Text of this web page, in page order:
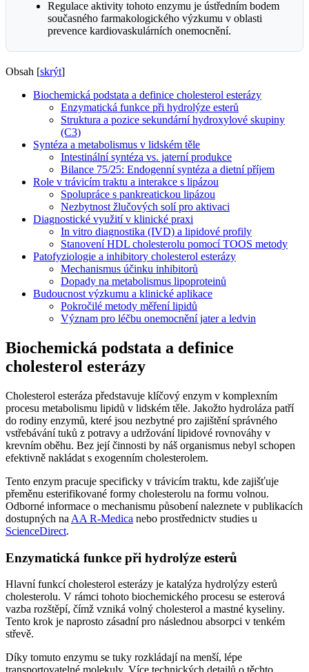
Regulace aktivity tohoto enzymu je ústředním bodem
současného farmakologického výzkumu v oblasti
prevence kardiovaskulárních onemocnění.
Obsah [skrýt]
Biochemická podstata a definice cholesterol esterázy
Enzymatická funkce při hydrolýze esterů
Struktura a pozice sekundární hydroxylové skupiny
(C3)
Syntéza a metabolismus v lidském těle
Intestinální syntéza vs. jaterní produkce
Bilance 75/25: Endogenní syntéza a dietní příjem
Role v trávicím traktu a interakce s lipázou
Spolupráce s pankreatickou lipázou
Nezbytnost žlučových solí pro aktivaci
Diagnostické využití v klinické praxi
In vitro diagnostika (IVD) a lipidové profily
Stanovení HDL cholesterolu pomocí TOOS metody
Patofyziologie a inhibitory cholesterol esterázy
Mechanismus účinku inhibitorů
Dopady na metabolismus lipoproteinů
Budoucnost výzkumu a klinické aplikace
Pokročilé metody měření lipidů
Význam pro léčbu onemocnění jater a ledvin
Biochemická podstata a definice
cholesterol esterázy
Cholesterol esteráza představuje klíčový enzym v komplexním
procesu metabolismu lipidů v lidském těle. Jakožto hydroláza patří
do rodiny enzymů, které jsou nezbytné pro zajištění správného
vstřebávání tuků z potravy a udržování lipidové rovnováhy v
krevním oběhu. Bez její činnosti by náš organismus nebyl schopen
efektivně nakládat s exogenním cholesterolem.
Tento enzym pracuje specificky v trávicím traktu, kde zajišťuje
přeměnu esterifikované formy cholesterolu na formu volnou.
Odborné informace o mechanismu působení naleznete v publikacích
dostupných na AA R-Medica nebo prostřednictv studies u
ScienceDirect.
Enzymatická funkce při hydrolýze esterů
Hlavní funkcí cholesterol esterázy je katalýza hydrolýzy esterů
cholesterolu. V rámci tohoto biochemického procesu se esterová
vazba rozštěpí, čímž vzniká volný cholesterol a mastné kyseliny.
Tento krok je naprosto zásadní pro následnou absorpci v tenkém
střevě.
Díky tomuto enzymu se tuky rozkládají na menší, lépe